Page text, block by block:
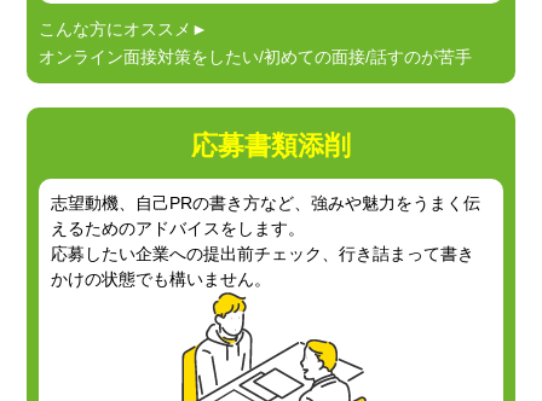
こんな方にオススメ►
オンライン面接対策をしたい/初めての面接/話すのが苦手
応募書類添削
志望動機、自己PRの書き方など、強みや魅力をうまく伝
えるためのアドバイスをします。
応募したい企業への提出前チェック、行き詰まって書き
かけの状態でも構いません。